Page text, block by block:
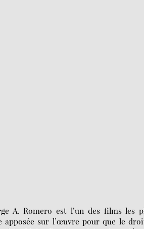
A. Romero est l’un des films
sur l’œuvre pour que le